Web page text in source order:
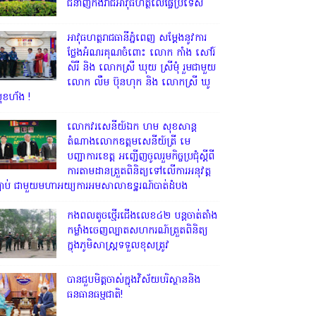
ជំនាញកងរាជអាវុធហត្ថលើផ្ទៃប្រទេស
អាវុធហត្ថរាជធានីភ្នំពេញ សម្តែងនូវការ
ថ្លែងអំណរគុណចំពោះ លោក កាំង សៅរ៍
សិរី និង លោកស្រី ឃុយ ស្រីមុំ រួមជាមួយ
លោក លឹម ប៊ុនហុក និង លោកស្រី ឃូ
ហ័ង !
លោក​វរសេនីយ៍ឯក​ ហម​ សុខសាន្ត
តំណាង​លោកឧត្តមសេនីយ៍ត្រី មេ
បញ្ជាការ​ខេត្ត អញ្ជេីញចូលរួមកិច្ចប្រជុំស្ដីពី
ការតាមដានត្រួតពិនិត្យទៅលេីការអនុវត្ត
ាប់​ ជាមួយមហាអយ្យការអមសាលាឧទ្ឋរណ៍បាត់ដំបង
កងពលតូចថ្មើរជើងលេខ៤២ បន្តចាត់តាំង
កម្លាំងចេញល្បាតសហករណ៍ត្រួតពិនិត្យ
ក្នុងភូមិសាស្រ្តទទួលខុសត្រូវ
បានជួបមិត្តចាស់ក្នុងវិស័យបរិស្ថាននិង
ធនធានធម្មជាតិ!